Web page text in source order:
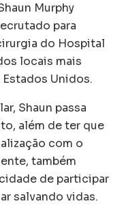
Murphy
para
do Hospital
locais mais
Unidos.
Shaun passa
além de ter que
com o
também
de participar
salvando vidas.